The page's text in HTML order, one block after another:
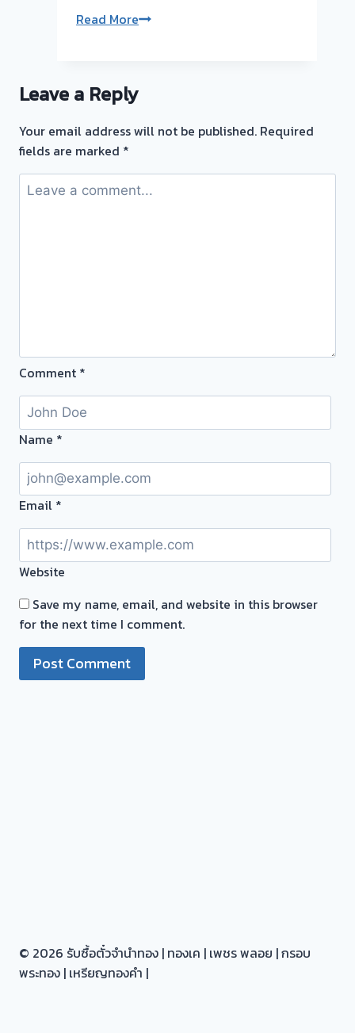
สำราญราษฎร์
รับ
ตั๋ว
ยินดี
Read Moreชิ้น
ถ้า
ตรง
บริการ
ให้
💰
ไถ่ถอน
โรง
ร้าน
ทอง
ตั๋ว
ฟรี
ทันที
ไม่
ต้อง
Leave a Reply
Your email address will not be published. Required
fields are marked *
Comment *
Name *
Email *
Website
Save my name, email, and website in this browser
for the next time I comment.
© 2026 รับซื้อตั๋วจำนำทอง | ทองเค | เพชร พลอย | กรอบ
พระทอง | เหรียญทองคำ |